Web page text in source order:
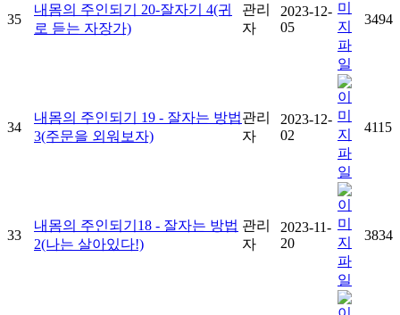
35
내몸의 주인되기 20-잘자기 4(귀
로 듣는 자장가)
관리
자
2023-12-
05
3494
34
내몸의 주인되기 19 - 잘자는 방법
3(주문을 외워보자)
관리
자
2023-12-
02
4115
33
내몸의 주인되기18 - 잘자는 방법
2(나는 살아있다!)
관리
자
2023-11-
20
3834